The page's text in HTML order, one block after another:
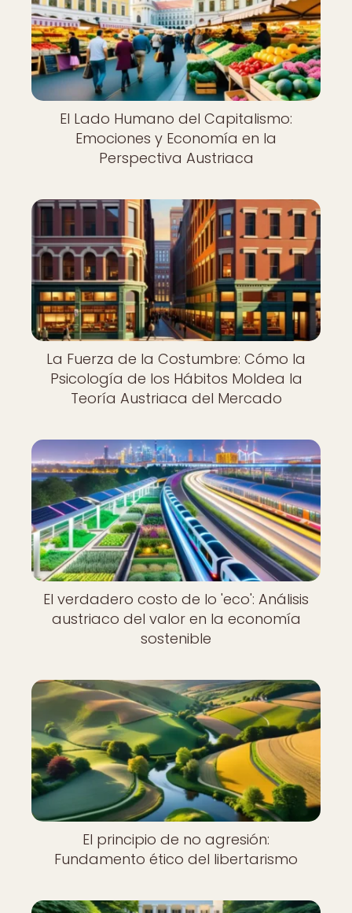
El Lado Humano del Capitalismo:
Emociones y Economía en la
Perspectiva Austriaca
La Fuerza de la Costumbre: Cómo la
Psicología de los Hábitos Moldea la
Teoría Austriaca del Mercado
El verdadero costo de lo 'eco': Análisis
austriaco del valor en la economía
sostenible
El principio de no agresión:
Fundamento ético del libertarismo